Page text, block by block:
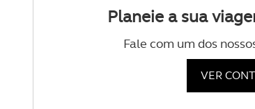
Planeie a sua
Fale com um dos
VER